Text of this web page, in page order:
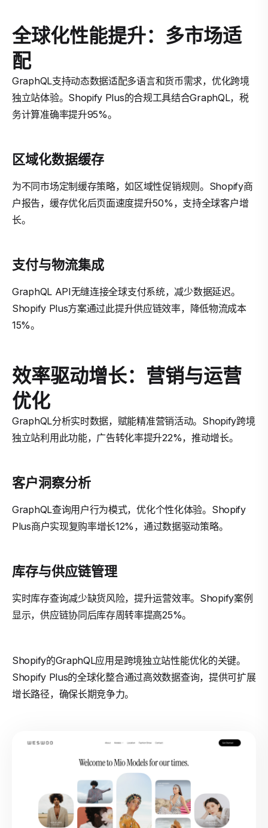
全球化性能提升：多市场适
配
GraphQL支持动态数据适配多语言和货币需求，优化跨境
独立站体验。Shopify Plus的合规工具结合GraphQL，税
务计算准确率提升95%。
区域化数据缓存
为不同市场定制缓存策略，如区域性促销规则。Shopify商
户报告，缓存优化后页面速度提升50%，支持全球客户增
长。
支付与物流集成
GraphQL API无缝连接全球支付系统，减少数据延迟。
Shopify Plus方案通过此提升供应链效率，降低物流成本
15%。
效率驱动增长：营销与运营
优化
GraphQL分析实时数据，赋能精准营销活动。Shopify跨境
独立站利用此功能，广告转化率提升22%，推动增长。
客户洞察分析
GraphQL查询用户行为模式，优化个性化体验。Shopify
Plus商户实现复购率增长12%，通过数据驱动策略。
库存与供应链管理
实时库存查询减少缺货风险，提升运营效率。Shopify案例
显示，供应链协同后库存周转率提高25%。
Shopify的GraphQL应用是跨境独立站性能优化的关键。
Shopify Plus的全球化整合通过高效数据查询，提供可扩展
增长路径，确保长期竞争力。